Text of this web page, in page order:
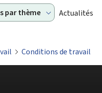
par thème Actualités
Conditions de travail